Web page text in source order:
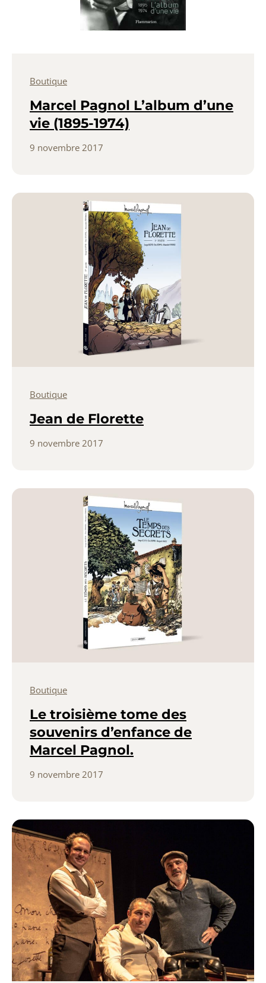
Boutique
Marcel Pagnol L’album d’une
vie (1895-1974)
9 novembre 2017
Boutique
Jean de Florette
9 novembre 2017
Boutique
Le troisième tome des
souvenirs d’enfance de
Marcel Pagnol.
9 novembre 2017